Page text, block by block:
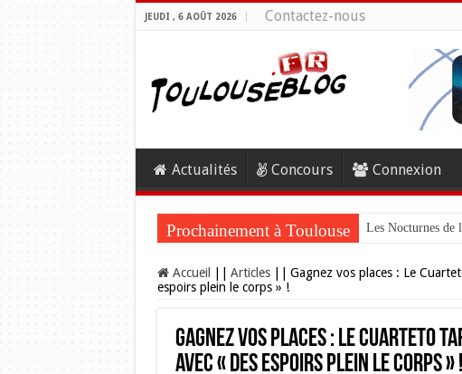
JEUDI , 6 AOÛT 2026 Contactez-nous
Actualités Concours Connexion
Prochainement à Toulouse Les Nocturnes de
Accueil Articles
Gagnez vos places : Le
espoirs plein le corps » !
Gagnez vos places : Le Cuarteto
avec « Des espoirs plein le corps » !